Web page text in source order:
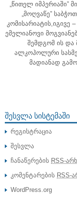
„წითელ იმპერიაში”
„მოღვაწე”
კომისარიატის,იგივე
ემელიანოვი
შემდგომ ის და
ალკოჰოლური
მადიანად
ᲨᲔᲡᲕᲚᲐ ᲡᲘᲡᲢᲔᲛᲐᲨᲘ
რეგისტრაცია
შესვლა
ჩანაწერების RSS-
კომენტარების RSS-
WordPress.org